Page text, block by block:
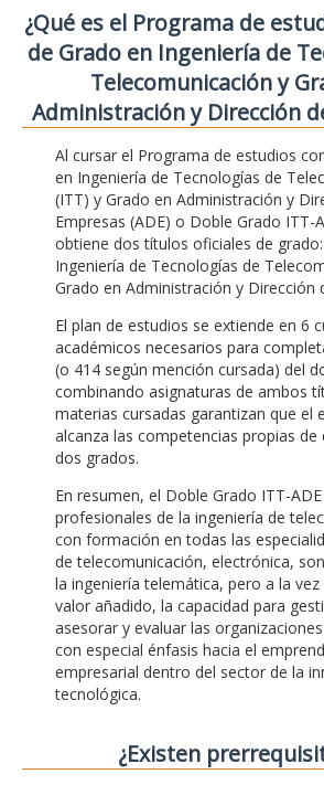
¿Qué es el Programa de
de Grado en Ingeniería de
Telecomunicación y
Administración y Dirección
Al cursar el Programa de estudios
en Ingeniería de Tecnologías de
(ITT) y Grado en Administración y
Empresas (ADE) o Doble Grado ITT-
obtiene dos títulos oficiales de
Ingeniería de Tecnologías de
Grado en Administración y Dirección
El plan de estudios se extiende en 6
académicos necesarios para
(o 414 según mención cursada) del
combinando asignaturas de ambos
materias cursadas garantizan que el
alcanza las competencias propias de
dos grados.
En resumen, el Doble Grado ITT-
profesionales de la ingeniería de
con formación en todas las
de telecomunicación, electrónica,
la ingeniería telemática, pero a la
valor añadido, la capacidad para
asesorar y evaluar las
con especial énfasis hacia el
empresarial dentro del sector de la
tecnológica.
¿Existen